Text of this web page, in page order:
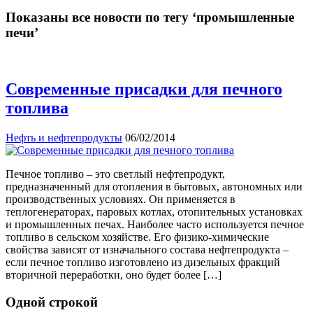
Показаны все новости по тегу ‘промышленные
печи’
Современные присадки для печного
топлива
Нефть и нефтепродукты 06/02/2014
Печное топливо – это светлый нефтепродукт,
предназначенный для отопления в бытовых, автономных или
производственных условиях. Он применяется в
теплогенераторах, паровых котлах, отопительных установках
и промышленных печах. Наиболее часто используется печное
топливо в сельском хозяйстве. Его физико-химические
свойства зависят от изначального состава нефтепродукта –
если печное топливо изготовлено из дизельных фракций
вторичной переработки, оно будет более […]
Одной строкой